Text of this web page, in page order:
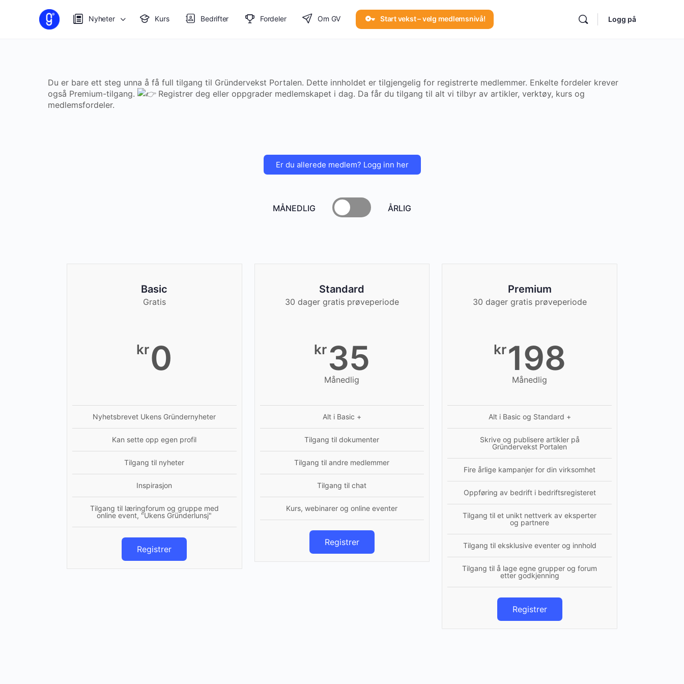
Nyheter Kurs Bedrifter Fordeler Om GV Start vekst – velg medlemsnivå! Logg på
Du er bare ett steg unna å få full tilgang til Gründervekst Portalen. Dette innholdet er tilgjengelig for registrerte medlemmer. Enkelte fordeler krever
også Premium-tilgang.
Registrer deg eller oppgrader medlemskapet i dag. Da får du tilgang til alt vi tilbyr av artikler, verktøy, kurs og
medlemsfordeler.
Er du allerede medlem? Logg inn her
MÅNEDLIG ÅRLIG
Basic
Gratis
kr0
Nyhetsbrevet Ukens Gründernyheter
Kan sette opp egen profil
Tilgang til nyheter
Inspirasjon
Tilgang til læringforum og gruppe med
online event, "Ukens Gründerlunsj"
Registrer
Standard
30 dager gratis prøveperiode
kr35
Månedlig
Alt i Basic +
Tilgang til dokumenter
Tilgang til andre medlemmer
Tilgang til chat
Kurs, webinarer og online eventer
Registrer
Premium
30 dager gratis prøveperiode
kr198
Månedlig
Alt i Basic og Standard +
Skrive og publisere artikler på
Gründervekst Portalen
Fire årlige kampanjer for din virksomhet
Oppføring av bedrift i bedriftsregisteret
Tilgang til et unikt nettverk av eksperter
og partnere
Tilgang til eksklusive eventer og innhold
Tilgang til å lage egne grupper og forum
etter godkjenning
Registrer